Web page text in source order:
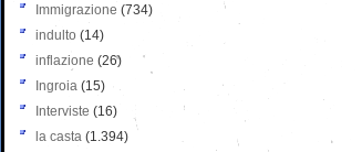
Immigrazione (734)
indulto (14)
inflazione (26)
Ingroia (15)
Interviste (16)
la casta (1.394)